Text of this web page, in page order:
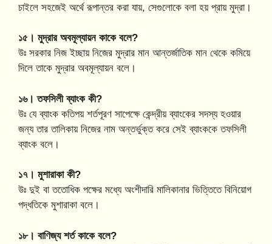
চাইলে সহজেই অর্থে রূপান্তর করা যায়, সেগুলোকে বলা হয় প্রায় মুদ্রা।
১৫। মুদ্রার অবমূল্যায়ন কাকে বলে?
উঃ সরকার নিজ ইচ্ছায় নিজের মুদ্রার মান আন্তর্জাতিক মান থেকে কমিয়ে
দিলে তাকে মুদ্রার অবমূল্যায়ন বলে।
১৬। তফসিলী ব্যাংক কী?
উঃ যে ব্যাংক কতিপয় শর্তপূরণ সাপেক্ষে কেন্দ্রীয় ব্যাংকের সদস্য হওয়ার
জন্য তার তালিকায় নিজের নাম অন্তর্ভুক্ত করে সেই ব্যাংককে তফসিলী
ব্যাংক বলে।
১৭। মুশারাকা কী?
উঃ দুই বা ততোধিক পক্ষের মধ্যে অংশীদারি মালিকানার ভিত্তিতে বিনিয়োগ
পদ্ধতিকে মুশারাকা বলে।
১৮। বাণিজ্য শর্ত কাকে বলে?